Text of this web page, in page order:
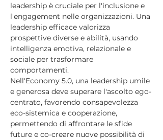
leadership è cruciale per l'inclusione e
l'engagement nelle organizzazioni. Una
leadership efficace valorizza
prospettive diverse e abilità, usando
intelligenza emotiva, relazionale e
sociale per trasformare
comportamenti.
Nell'Economy 5.0, una leadership umile
e generosa deve superare l'ascolto ego-
centrato, favorendo consapevolezza
eco-sistemica e cooperazione,
permettendo di affrontare le sfide
future e co-creare nuove possibilità di